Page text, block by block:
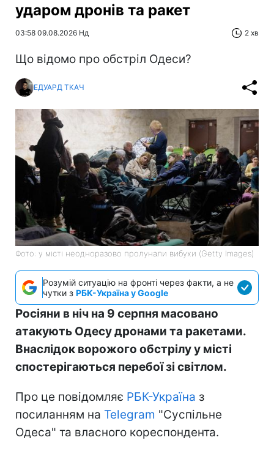
ударом дронів та ракет
03:58 09.08.2026 Нд 2 хв
Що відомо про обстріл Одеси?
ЕДУАРД ТКАЧ
Фото: у місті неодноразово пролунали вибухи (Getty Images)
Розумій ситуацію на фронті через факти, а не
чутки з РБК-Україна у Google
Росіяни в ніч на 9 серпня масовано
атакують Одесу дронами та ракетами.
Внаслідок ворожого обстрілу у місті
спостерігаються перебої зі світлом.
Про це повідомляє РБК-Україна з
посиланням на Telegram "Суспільне
Одеса" та власного кореспондента.